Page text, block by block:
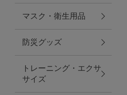
スマホケース・アクセサリー
ポーチ
ステーショナリー
マスク・衛生用品
防災グッズ
トレーニング・エクサ
サイズ